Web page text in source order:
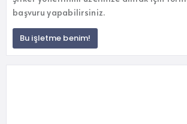
başvuru yapabilirsiniz.
Bu işletme benim!